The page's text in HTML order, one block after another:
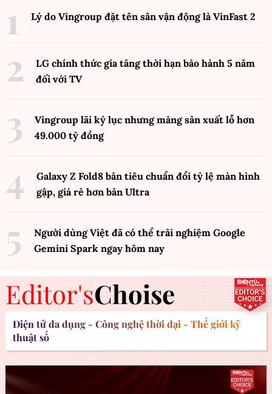
Lý do Vingroup đặt tên sân vận động là VinFast 2
LG chính thức gia tăng thời hạn bảo hành 5 năm
đối với TV
Vingroup lãi kỷ lục nhưng mảng sản xuất lỗ hơn
49.000 tỷ đồng
Galaxy Z Fold8 bản tiêu chuẩn đổi tỷ lệ màn hình
gập, giá rẻ hơn bản Ultra
Người dùng Việt đã có thể trải nghiệm Google
Gemini Spark ngay hôm nay
Editor'sChoise
Điện tử đa dụng - Công nghệ thời đại - Thế giới kỹ
thuật số